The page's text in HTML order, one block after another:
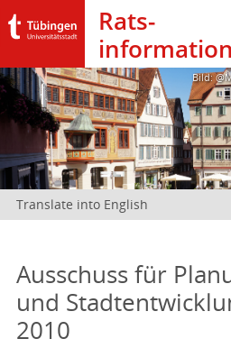
Rats­
Bild:
Translate into English
Ausschuss für
und
2010